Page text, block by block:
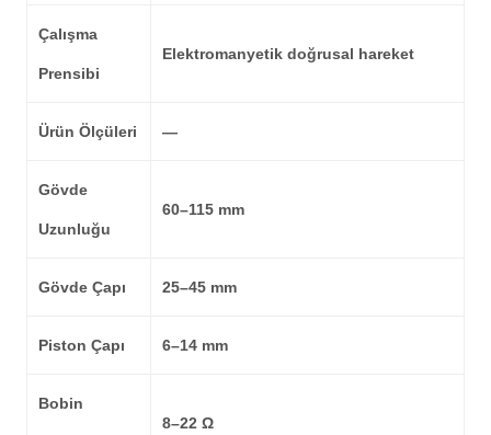
Çalışma
Prensibi
Elektromanyetik doğrusal hareket
Ürün Ölçüleri —
Gövde
Uzunluğu
60–115 mm
Gövde Çapı 25–45 mm
Piston Çapı 6–14 mm
Bobin
8–22 Ω